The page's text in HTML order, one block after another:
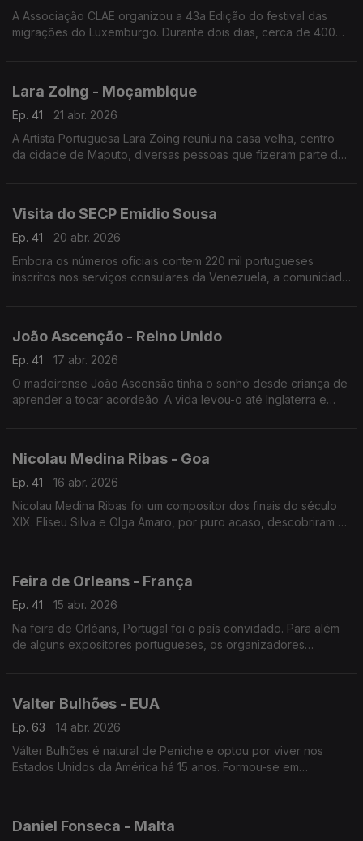
A Associação CLAE organizou a 43a Edição do festival das
migrações do Luxemburgo. Durante dois dias, cerca de 400
Lara Zoing - Moçambique
Ep. 41
21 abr. 2026
A Artista Portuguesa Lara Zoing reuniu na casa velha, centro
da cidade de Maputo, diversas pessoas que fizeram parte de
Visita do SECP Emidio Sousa
Ep. 41
20 abr. 2026
Embora os números oficiais contem 220 mil portugueses
inscritos nos serviços consulares da Venezuela, a comunidade
João Ascenção - Reino Unido
Ep. 41
17 abr. 2026
O madeirense João Ascensão tinha o sonho desde criança de
aprender a tocar acordeão. A vida levou-o até Inglaterra e
Nicolau Medina Ribas - Goa
Ep. 41
16 abr. 2026
Nicolau Medina Ribas foi um compositor dos finais do século
XIX. Eliseu Silva e Olga Amaro, por puro acaso, descobriram o
Feira de Orleans - França
Ep. 41
15 abr. 2026
Na feira de Orléans, Portugal foi o país convidado. Para além
de alguns expositores portugueses, os organizadores
Valter Bulhões - EUA
Ep. 63
14 abr. 2026
Válter Bulhões é natural de Peniche e optou por viver nos
Estados Unidos da América há 15 anos. Formou-se em
Daniel Fonseca - Malta